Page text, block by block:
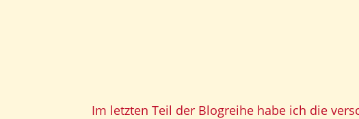
Im letzten Teil der Blogreihe habe ich die